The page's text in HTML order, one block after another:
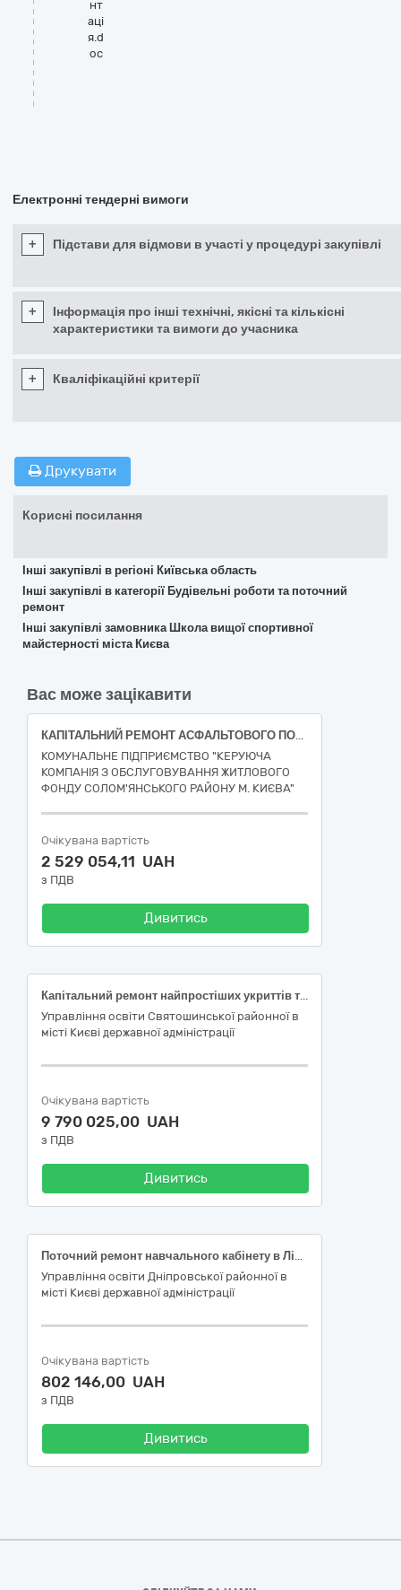
нт
аці
я.d
oc
Електронні тендерні вимоги
+ Підстави для відмови в участі у процедурі закупівлі
+
Інформація про інші технічні, якісні та кількісні
характеристики та вимоги до учасника
+ Кваліфікаційні критерії
Друкувати
Корисні посилання
Інші закупівлі в регіоні Київська область
Інші закупівлі в категорії Будівельні роботи та поточний
ремонт
Інші закупівлі замовника Школа вищої спортивної
майстерності міста Києва
Вас може зацікавити
КАПІТАЛЬНИЙ РЕМОНТ АСФАЛЬТОВОГО ПОКРИТТЯ ПО вул. Ніщинського, 12 корп.1 у Солом’янському районі м. Києва (ДК 021:2015 за кодом Єдиного закупівельного словника (СPV) - 45450000-6 - Інші завершальні будівельні роботи)
КОМУНАЛЬНЕ ПІДПРИЄМСТВО "КЕРУЮЧА
КОМПАНІЯ З ОБСЛУГОВУВАННЯ ЖИТЛОВОГО
ФОНДУ СОЛОМ'ЯНСЬКОГО РАЙОНУ М. КИЄВА"
Очікувана вартість
2 529 054,11 UAH
з ПДВ
Дивитись
Капітальний ремонт найпростіших укриттів та захисних споруд цивільного захисту в Середня загальноосвітня школа № 215 Святошинського району міста Києва вул. Жмеринська, 20 (код ДК 021:2015 - 45450000-6 Інші завершальні будівельні роботи)
Управління освіти Святошинської районної в
місті Києві державної адміністрації
Очікувана вартість
9 790 025,00 UAH
з ПДВ
Дивитись
Поточний ремонт навчального кабінету в Ліцеї № 30 «ЕКОНАД» Дніпровського району м. Києва
Управління освіти Дніпровської районної в
місті Києві державної адміністрації
Очікувана вартість
802 146,00 UAH
з ПДВ
Дивитись